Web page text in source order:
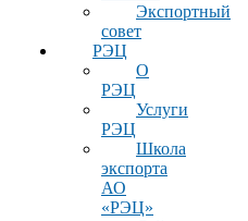
Экспортный
совет
РЭЦ
О
РЭЦ
Услуги
РЭЦ
Школа
экспорта
АО
«РЭЦ»